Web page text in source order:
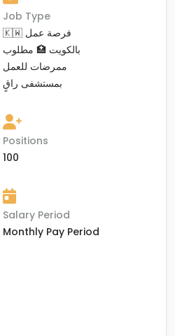
Job Type
🇰🇼 فرصة عمل
بالكويت 🏥 مطلوب
ممرضات للعمل
بمستشفى راقٍ
Positions
100
Salary Period
Monthly Pay Period